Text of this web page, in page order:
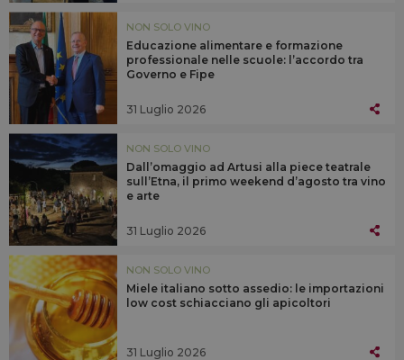
NON SOLO VINO
Educazione alimentare e formazione
professionale nelle scuole: l’accordo tra
Governo e Fipe
31 Luglio 2026
NON SOLO VINO
Dall’omaggio ad Artusi alla piece teatrale
sull’Etna, il primo weekend d’agosto tra vino
e arte
31 Luglio 2026
NON SOLO VINO
Miele italiano sotto assedio: le importazioni
low cost schiacciano gli apicoltori
31 Luglio 2026